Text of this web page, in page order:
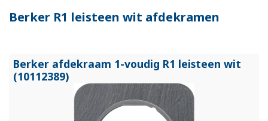
Berker R1 leisteen wit afdekramen
Berker afdekraam 1-voudig R1 leisteen wit
(10112389)